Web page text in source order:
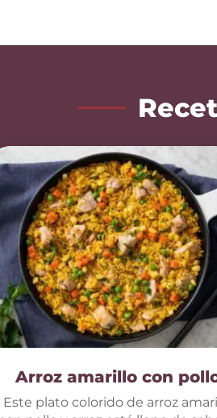
Arroz amarillo con
Este plato colorido de arroz